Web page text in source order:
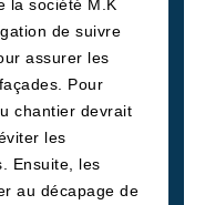
la société M.K
de suivre
assurer les
Pour
chantier devrait
les
Ensuite, les
au décapage de